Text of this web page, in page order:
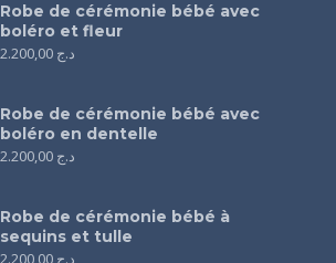
Robe de cérémonie bébé avec
boléro et fleur
د.ج
Robe de cérémonie bébé avec
boléro en dentelle
د.ج
Robe de cérémonie bébé à
sequins et tulle